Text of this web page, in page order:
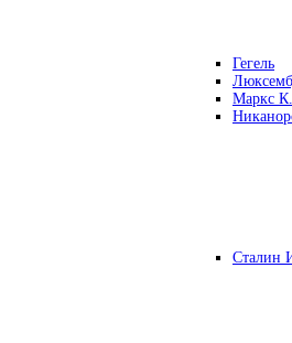
Гегель
Маркс К.
Сталин